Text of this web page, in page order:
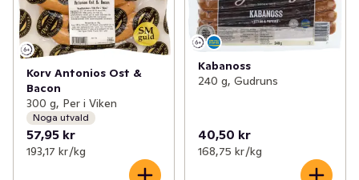
Korv Antonios Ost &
Bacon
300 g, Per i Viken
Noga utvald
57,95 kr
193,17 kr /kg
Kabanoss
240 g, Gudruns
40,50 kr
168,75 kr /kg